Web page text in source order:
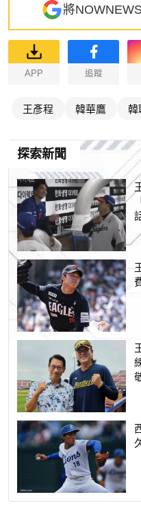
將
APP 追蹤
王彥程 韓華鷹 韓
探索新聞